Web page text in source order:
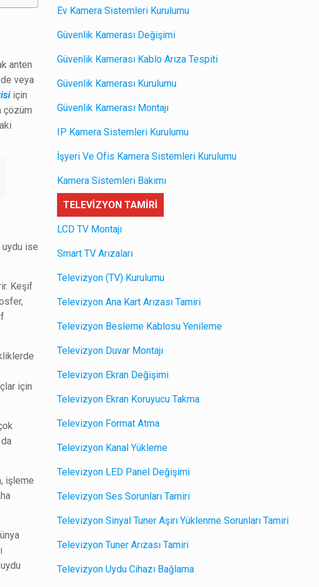
anten
veya
için
çözüm
uydu ise
Keşif
için
işleme
Ev Kamera Sistemleri Kurulumu
Güvenlik Kamerası Değişimi
Güvenlik Kamerası Kablo Arıza Tespiti
Güvenlik Kamerası Kurulumu
Güvenlik Kamerası Montajı
IP Kamera Sistemleri Kurulumu
İşyeri Ve Ofis Kamera Sistemleri Kurulumu
Kamera Sistemleri Bakımı
TELEVİZYON TAMİRİ
LCD TV Montajı
Smart TV Arızaları
Televizyon (TV) Kurulumu
Televizyon Ana Kart Arızası Tamiri
Televizyon Besleme Kablosu Yenileme
Televizyon Duvar Montajı
Televizyon Ekran Değişimi
Televizyon Ekran Koruyucu Takma
Televizyon Format Atma
Televizyon Kanal Yükleme
Televizyon LED Panel Değişimi
Televizyon Ses Sorunları Tamiri
Televizyon Sinyal Tuner Aşırı Yüklenme Sorunları Tamiri
Televizyon Tuner Arızası Tamiri
Televizyon Uydu Cihazı Bağlama